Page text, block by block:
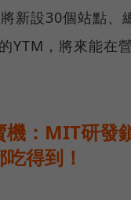
新設30個站點、
YTM，將來能在
：MIT研發
得到！